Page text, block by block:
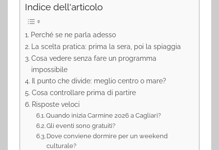
Indice dell'articolo
Perché se ne parla adesso
La scelta pratica: prima la sera, poi la spiaggia
Cosa vedere senza fare un programma
impossibile
Il punto che divide: meglio centro o mare?
Cosa controllare prima di partire
Risposte veloci
Quando inizia Carmine 2026 a Cagliari?
Gli eventi sono gratuiti?
Dove conviene dormire per un weekend
culturale?